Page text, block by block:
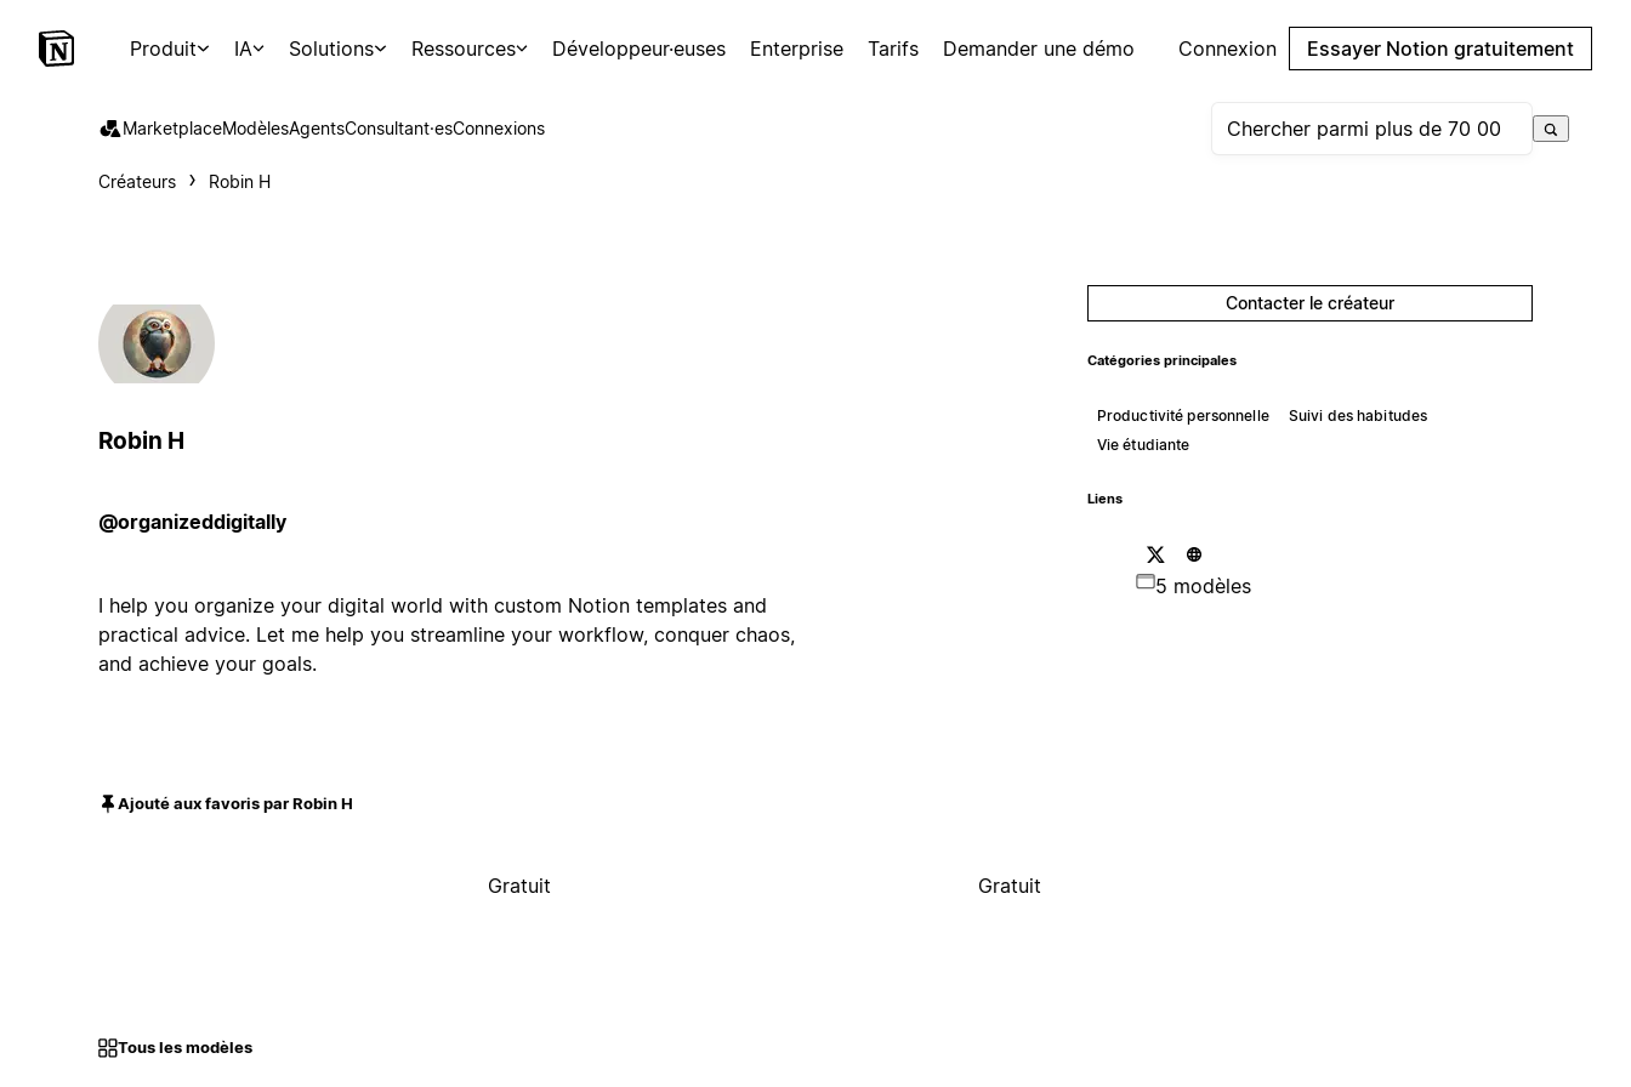
Produit IA Solutions Ressources Développeur·euses Enterprise Tarifs Demander une démo Connexion Essayer Notion gratuitement
MarketplaceModèlesAgentsConsultant·esConnexions
Créateurs Robin H
Robin H
@organizeddigitally
I help you organize your digital world with custom Notion templates and
practical advice. Let me help you streamline your workflow, conquer chaos,
and achieve your goals.
Contacter le créateur
Catégories principales
Productivité personnelle
Suivi des habitudes
Vie étudiante
Liens
5 modèles
Ajouté aux favoris par Robin H
Gratuit Gratuit
Tous les modèles